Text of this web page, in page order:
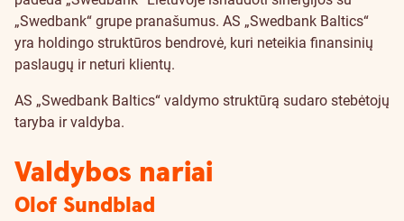
„Swedbank“ grupe pranašumus. AS „Swedbank Baltics“
yra holdingo struktūros bendrovė, kuri neteikia finansinių
paslaugų ir neturi klientų.
AS „Swedbank Baltics“ valdymo struktūrą sudaro stebėtojų
taryba ir valdyba.
Valdybos nariai
Olof Sundblad